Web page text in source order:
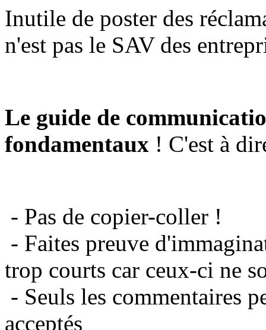
Inutile de poster des
n'est pas le SAV des
Le guide de
fondamentaux ! C'est à
- Pas de copier-coller !
- Faites preuve
trop courts car ceux-ci ne
- Seuls les commentaires
acceptés